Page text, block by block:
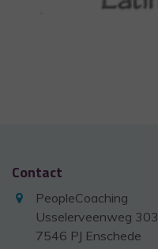
Contact
PeopleCoaching
Usselerveenweg 303
7546 PJ Enschede